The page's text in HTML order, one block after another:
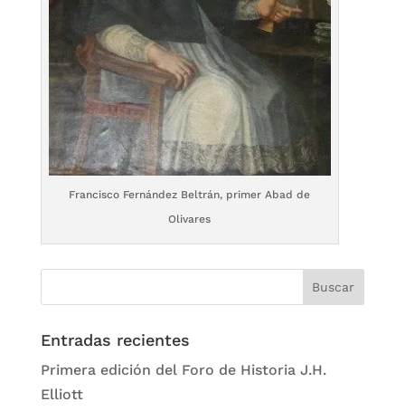
Francisco Fernández Beltrán, primer Abad de
Olivares
Entradas recientes
Primera edición del Foro de Historia J.H.
Elliott